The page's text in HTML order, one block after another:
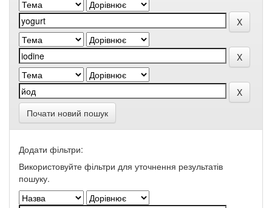
Почати новий пошук
Додати фільтри:
Використовуйте фільтри для уточнення результатів
пошуку.